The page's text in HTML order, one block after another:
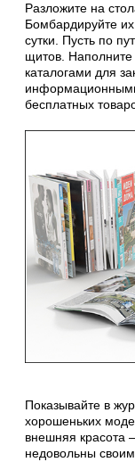
Разложите на
Бомбардируйте
сутки. Пусть по
щитов.
каталогами для
бесплатных
Показывайте в
хорошеньких
внешняя красота
недовольны